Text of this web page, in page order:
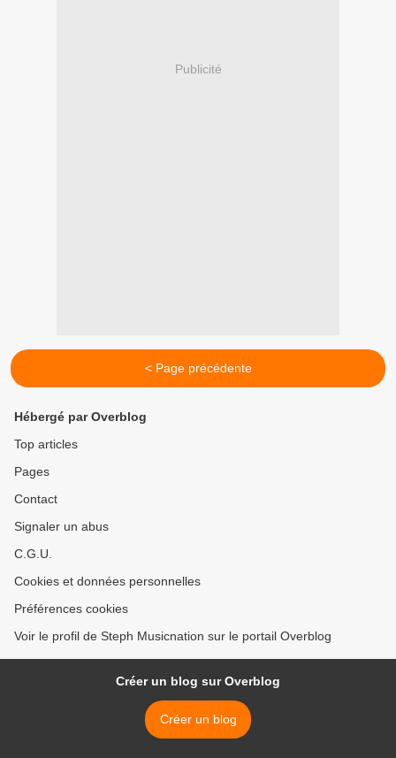
Publicité
< Page précédente
Hébergé par Overblog
Top articles
Pages
Contact
Signaler un abus
C.G.U.
Cookies et données personnelles
Préférences cookies
Voir le profil de Steph Musicnation sur le portail Overblog
Créer un blog sur Overblog
Créer un blog